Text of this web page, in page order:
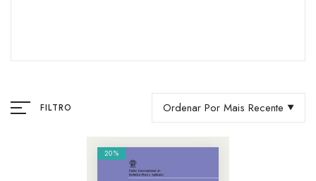
FILTRO Ordenar Por Mais Recente
20%